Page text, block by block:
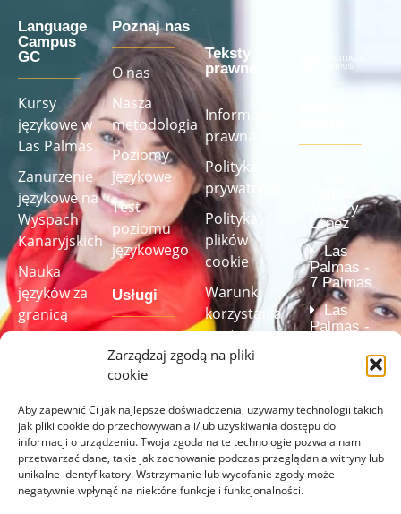
Zarządzaj zgodą na pliki
cookie
Aby zapewnić Ci jak najlepsze doświadczenia, używamy technologii takich
jak pliki cookie do przechowywania i/lub uzyskiwania dostępu do
informacji o urządzeniu. Twoja zgoda na te technologie pozwala nam
przetwarzać dane, takie jak zachowanie podczas przeglądania witryny lub
unikalne identyfikatory. Wstrzymanie lub wycofanie zgody może
negatywnie wpłynąć na niektóre funkcje i funkcjonalności.
Language
Campus
GC
Kursy
językowe w
Las Palmas
Zanurzenie
językowe na
Wyspach
Kanaryjskich
Nauka
języków za
granicą
Test
językowy
Poznaj nas
O nas
Nasza
metodologia
Poziomy
językowe
Test
poziomu
językowego
Usługi
audiowizualne
(w pełni
wyposażone)
Programy
nauki języka
szyte na
miarę
Teksty
prawne
Informacja
prawna
Polityka
prywatności
Polityka
plików
cookie
Warunki
korzystania
ze strony
internetowej
kursu
Przezroczystość
Kanał informowania
o
Palmas -
Mesa y
López
Las
Palmas -
7 Palmas
Las
Palmas -
(Centrum
Instytut
Cervantesa)